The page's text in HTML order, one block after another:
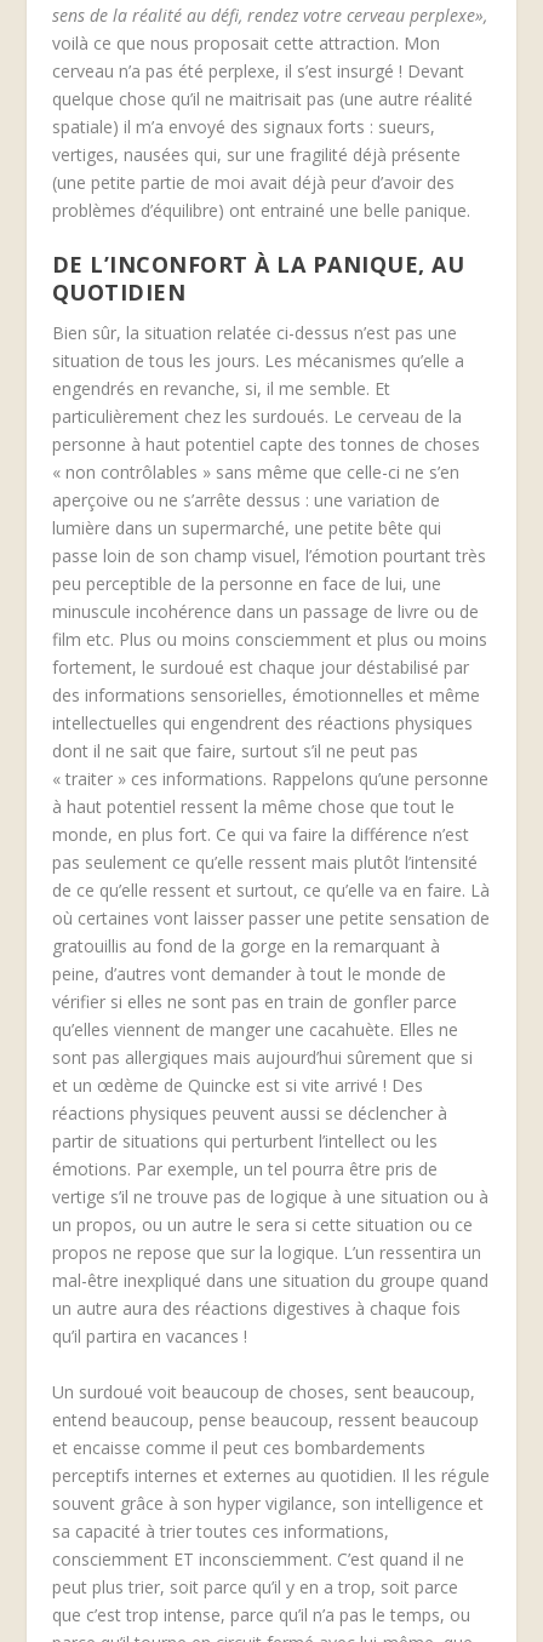
sens de la réalité au défi, rendez votre cerveau perplexe»,
voilà ce que nous proposait cette attraction. Mon
cerveau n’a pas été perplexe, il s’est insurgé ! Devant
quelque chose qu’il ne maitrisait pas (une autre réalité
spatiale) il m’a envoyé des signaux forts : sueurs,
vertiges, nausées qui, sur une fragilité déjà présente
(une petite partie de moi avait déjà peur d’avoir des
problèmes d’équilibre) ont entrainé une belle panique.
DE L’INCONFORT À LA PANIQUE, AU
QUOTIDIEN
Bien sûr, la situation relatée ci-dessus n’est pas une
situation de tous les jours. Les mécanismes qu’elle a
engendrés en revanche, si, il me semble. Et
particulièrement chez les surdoués. Le cerveau de la
personne à haut potentiel capte des tonnes de choses
« non contrôlables » sans même que celle-ci ne s’en
aperçoive ou ne s’arrête dessus : une variation de
lumière dans un supermarché, une petite bête qui
passe loin de son champ visuel, l’émotion pourtant très
peu perceptible de la personne en face de lui, une
minuscule incohérence dans un passage de livre ou de
film etc. Plus ou moins consciemment et plus ou moins
fortement, le surdoué est chaque jour déstabilisé par
des informations sensorielles, émotionnelles et même
intellectuelles qui engendrent des réactions physiques
dont il ne sait que faire, surtout s’il ne peut pas
« traiter » ces informations. Rappelons qu’une personne
à haut potentiel ressent la même chose que tout le
monde, en plus fort. Ce qui va faire la différence n’est
pas seulement ce qu’elle ressent mais plutôt l’intensité
de ce qu’elle ressent et surtout, ce qu’elle va en faire. Là
où certaines vont laisser passer une petite sensation de
gratouillis au fond de la gorge en la remarquant à
peine, d’autres vont demander à tout le monde de
vérifier si elles ne sont pas en train de gonfler parce
qu’elles viennent de manger une cacahuète. Elles ne
sont pas allergiques mais aujourd’hui sûrement que si
et un œdème de Quincke est si vite arrivé ! Des
réactions physiques peuvent aussi se déclencher à
partir de situations qui perturbent l’intellect ou les
émotions. Par exemple, un tel pourra être pris de
vertige s’il ne trouve pas de logique à une situation ou à
un propos, ou un autre le sera si cette situation ou ce
propos ne repose que sur la logique. L’un ressentira un
mal-être inexpliqué dans une situation du groupe quand
un autre aura des réactions digestives à chaque fois
qu’il partira en vacances !
Un surdoué voit beaucoup de choses, sent beaucoup,
entend beaucoup, pense beaucoup, ressent beaucoup
et encaisse comme il peut ces bombardements
perceptifs internes et externes au quotidien. Il les régule
souvent grâce à son hyper vigilance, son intelligence et
sa capacité à trier toutes ces informations,
consciemment ET inconsciemment. C’est quand il ne
peut plus trier, soit parce qu’il y en a trop, soit parce
que c’est trop intense, parce qu’il n’a pas le temps, ou